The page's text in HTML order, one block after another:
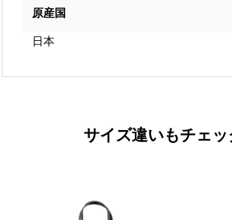
原産国
日本
サイズ違いもチェッ